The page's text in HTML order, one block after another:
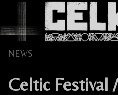
content
Celtic Festival